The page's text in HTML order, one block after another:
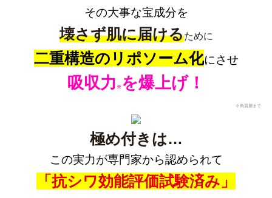
その大事な宝成分を
壊さず肌に届けるために
二重構造のリポソーム化にさせ
吸収力 ※ を爆上げ！
※角質層まで
極め付きは…
この実力が専門家から認められて
「抗シワ効能評価試験済み」